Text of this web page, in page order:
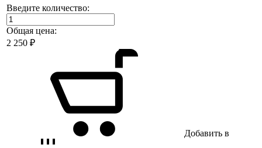
Введите количество:
Общая цена:
2 250 ₽
Добавить в